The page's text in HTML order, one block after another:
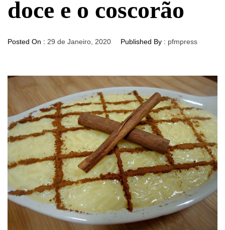
doce e o coscorão
Posted On : 29 de Janeiro, 2020 Published By : pfmpress